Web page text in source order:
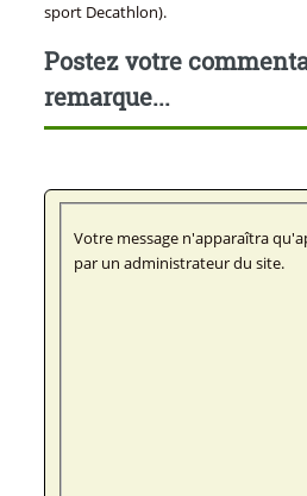
sport Decathlon).
Postez votre
remarque...
Votre message n'apparaîtra
par un administrateur du site.